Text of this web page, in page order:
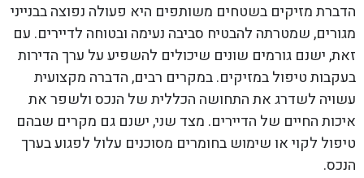
הדברת מזיקים בשטחים משותפים היא פעולה נפוצה בבנייני
מגורים, שמטרתה להבטיח סביבה נעימה ובטוחה לדיירים. עם
זאת, ישנם גורמים שונים שיכולים להשפיע על ערך הדירות
בעקבות טיפול במזיקים. במקרים רבים, הדברה מקצועית
עשויה לשדרג את התחושה הכללית של הנכס ולשפר את
איכות החיים של הדיירים. מצד שני, ישנם גם מקרים שבהם
טיפול לקוי או שימוש בחומרים מסוכנים עלול לפגוע בערך
הנכס.